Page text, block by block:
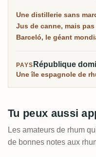
distillant le rhum de
l'une des marques les
Une distillerie sans
Jus de canne, mais
Barceló, le géant
PAYS République
Une île espagnole de
Tu peux aussi
Les amateurs de rhum
de bonnes notes aux